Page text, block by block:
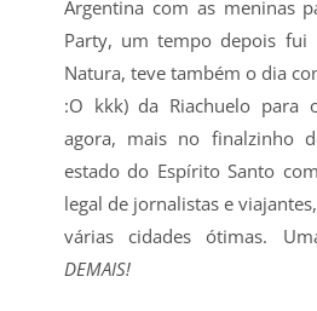
Argentina com as meninas
Party, um tempo depois fui
Natura, teve também o dia
:O kkk) da Riachuelo para
agora, mais no finalzinho
estado do Espírito Santo
legal de jornalistas e
várias cidades ótimas.
DEMAIS!